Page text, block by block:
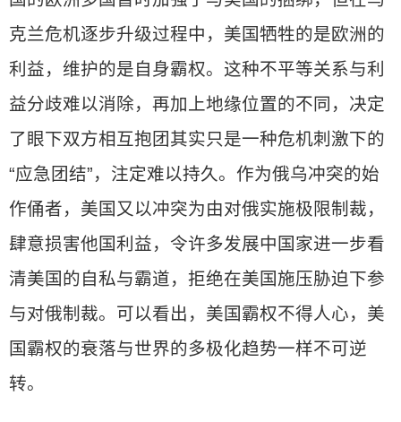
克兰危机逐步升级过程中，美国牺牲的是欧洲的
利益，维护的是自身霸权。这种不平等关系与利
益分歧难以消除，再加上地缘位置的不同，决定
了眼下双方相互抱团其实只是一种危机刺激下的
“应急团结”，注定难以持久。作为俄乌冲突的始
作俑者，美国又以冲突为由对俄实施极限制裁，
肆意损害他国利益，令许多发展中国家进一步看
清美国的自私与霸道，拒绝在美国施压胁迫下参
与对俄制裁。可以看出，美国霸权不得人心，美
国霸权的衰落与世界的多极化趋势一样不可逆
转。